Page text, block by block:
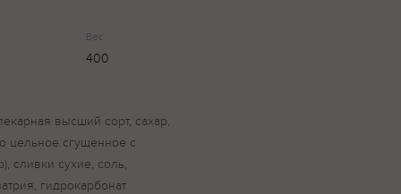
Вес
400
высший сорт, сахар,
цельное сгущенное с
сливки сухие, соль,
гидрокарбонат